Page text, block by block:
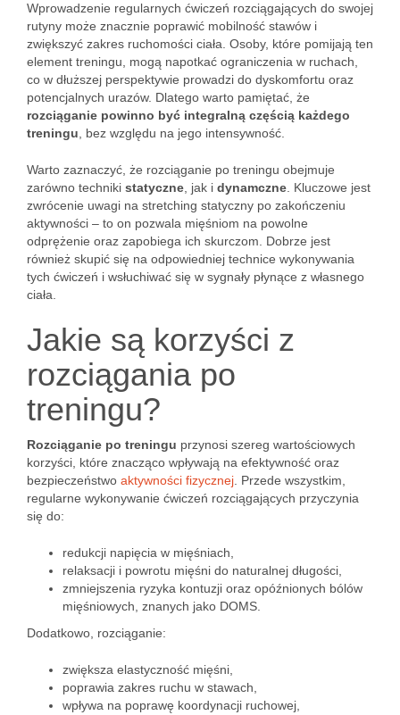
Wprowadzenie regularnych ćwiczeń rozciągających do swojej
rutyny może znacznie poprawić mobilność stawów i
zwiększyć zakres ruchomości ciała. Osoby, które pomijają ten
element treningu, mogą napotkać ograniczenia w ruchach,
co w dłuższej perspektywie prowadzi do dyskomfortu oraz
potencjalnych urazów. Dlatego warto pamiętać, że
rozciąganie powinno być integralną częścią każdego
treningu , bez względu na jego intensywność.
Warto zaznaczyć, że rozciąganie po treningu obejmuje
zarówno techniki statyczne , jak i dynamczne . Kluczowe jest
zwrócenie uwagi na stretching statyczny po zakończeniu
aktywności – to on pozwala mięśniom na powolne
odprężenie oraz zapobiega ich skurczom. Dobrze jest
również skupić się na odpowiedniej technice wykonywania
tych ćwiczeń i wsłuchiwać się w sygnały płynące z własnego
ciała.
Jakie są korzyści z
rozciągania po
treningu?
Rozciąganie po treningu przynosi szereg wartościowych
korzyści, które znacząco wpływają na efektywność oraz
bezpieczeństwo aktywności fizycznej . Przede wszystkim,
regularne wykonywanie ćwiczeń rozciągających przyczynia
się do:
redukcji napięcia w mięśniach,
relaksacji i powrotu mięśni do naturalnej długości,
zmniejszenia ryzyka kontuzji oraz opóźnionych bólów
mięśniowych, znanych jako DOMS.
Dodatkowo, rozciąganie:
zwiększa elastyczność mięśni,
poprawia zakres ruchu w stawach,
wpływa na poprawę koordynacji ruchowej,